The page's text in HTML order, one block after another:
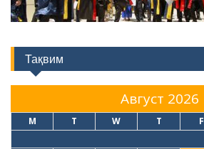
Тақвим
Август 2026
M T W T F